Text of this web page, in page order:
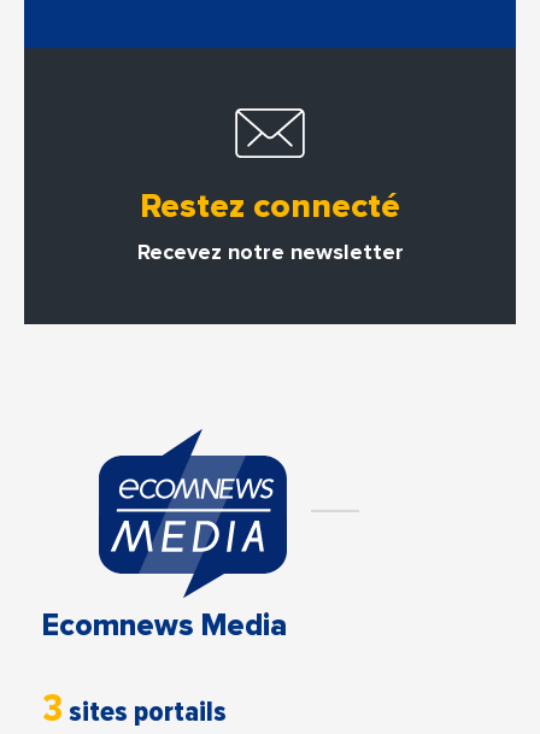
Restez connecté
Recevez notre newsletter
Ecomnews Media
3 sites portails